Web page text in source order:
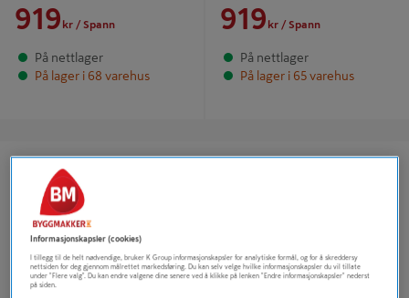
919 kr / Spann
På nettlager
På lager i 68 varehus
919 kr / Spann
På nettlager
På lager i 65 varehus
Prismatch *
Betingelser for prismatch
Informasjonskapsler (cookies)
I tillegg til de helt nødvendige, bruker K Group informasjonskapsler for analytiske formål, og for å skreddersy
nettsiden for deg gjennom målrettet markedsføring. Du kan selv velge hvilke informasjonskapsler du vil tillate
under "Flere valg". Du kan endre valgene dine senere ved å klikke på lenken "Endre informasjonskapsler" nederst
på siden.